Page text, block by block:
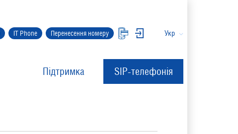
IT Phone Перенесення номеру Укр
Підтримка SIP-телефонія